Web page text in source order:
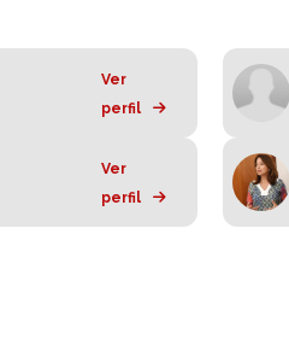
Ver
perfil
Ver
perfil